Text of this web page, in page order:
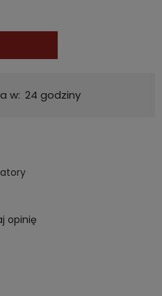
- InPost Paczkomat® 24/7
opinię